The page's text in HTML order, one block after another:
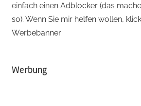
einfach einen Adblocker (das
so). Wenn Sie mir helfen wollen,
Werbebanner.
Werbung